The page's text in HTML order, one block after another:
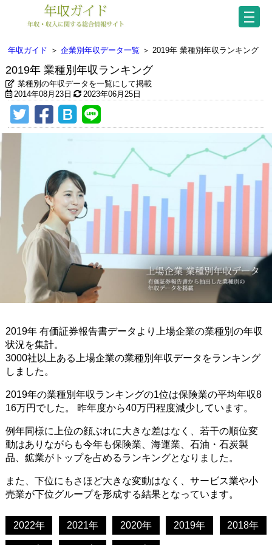
年収ガイド ＞ 企業別年収データ一覧 ＞ 2019年 業種別年収ランキング
2019年 業種別年収ランキング
業種別の年収データを一覧にして掲載
2014年08月23日
2023年06月25日
2019年 有価証券報告書データより上場企業の業種別の年収
状況を集計。
3000社以上ある上場企業の業種別年収データをランキング
しました。
2019年の業種別年収ランキングの1位は保険業の平均年収8
16万円でした。 昨年度から40万円程度減少しています。
例年同様に上位の顔ぶれに大きな差はなく、若干の順位変
動はありながらも今年も保険業、海運業、石油・石炭製
品、鉱業がトップを占めるランキングとなりました。
また、下位にもさほど大きな変動はなく、サービス業や小
売業が下位グループを形成する結果となっています。
2022年 2021年 2020年 2019年 2018年